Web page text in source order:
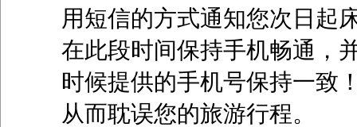
用短信的方式通知您次日起
在此段时间保持手机畅通，
时候提供的手机号保持一致
从而耽误您的旅游行程。